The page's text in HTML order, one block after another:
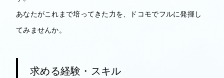
あなたがこれまで培ってきた力を、ドコモでフルに発揮し
てみませんか。
求める経験・スキル